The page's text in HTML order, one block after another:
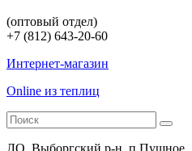
(оптовый отдел)
+7 (812) 643-20-60
Интернет-магазин
Online из теплиц
ЛО, Выборгский р-н, п.Пушное